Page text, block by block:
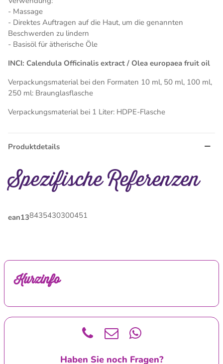
- Massage
- Direktes Auftragen auf die Haut, um die genannten
Beschwerden zu lindern
- Basisöl für ätherische Öle
INCI: Calendula Officinalis extract / Olea europaea fruit oil
Verpackungsmaterial bei den Formaten 10 ml, 50 ml, 100 ml,
250 ml: Braunglasflasche
Verpackungsmaterial bei 1 Liter: HDPE-Flasche
Produktdetails
Spezifische Referenzen
ean138435430300451
Kurzinfo
Haben Sie noch Fragen?